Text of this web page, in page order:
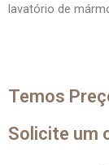
lavatório de
Temos
Solicite um